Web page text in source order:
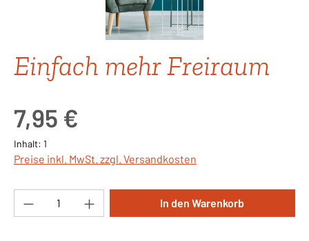
Einfach mehr Freiraum
7,95 €
Inhalt: 1
Preise inkl. MwSt. zzgl. Versandkosten
Produkt Anzahl: Gib den gewünschten
In den Warenkorb